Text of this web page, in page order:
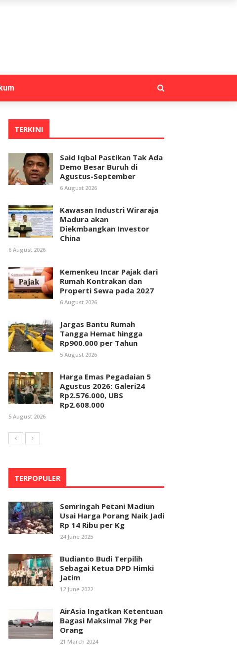
TERKINI
Said Iqbal Pastikan Tak Ada
Demo Besar Buruh di
Agustus-September
6 August 2026
Kawasan Industri Wiraraja
Madura akan
Diekmbangkan Investor
China
6 August 2026
Kemenkeu Incar Pajak dari
Rumah Kontrakan dan
Properti Sewa pada 2027
6 August 2026
Jargas Bantu Rumah
Tangga Hemat hingga
Rp900.000 per Tahun
5 August 2026
Harga Emas Pegadaian 5
Agustus 2026: Galeri24
Rp2.576.000, UBS
Rp2.608.000
5 August 2026
TERPOPULER
Semringah Petani Madiun
Usai Harga Porang Naik Jadi
Rp 14 Ribu per Kg
24 June 2025
Budianto Budi Terpilih
Sebagai Ketua DPD Himki
Jatim
12 June 2022
AirAsia Ingatkan Ketentuan
Bagasi Maksimal 7kg Per
Orang
21 March 2024